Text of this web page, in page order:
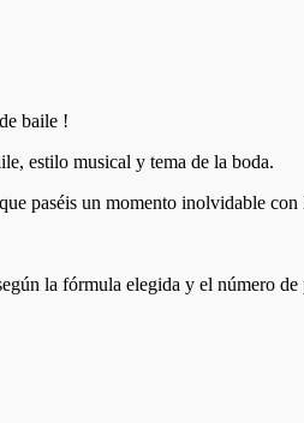
baile !
estilo musical y tema de la boda.
paséis un momento inolvidable con
la fórmula elegida y el número